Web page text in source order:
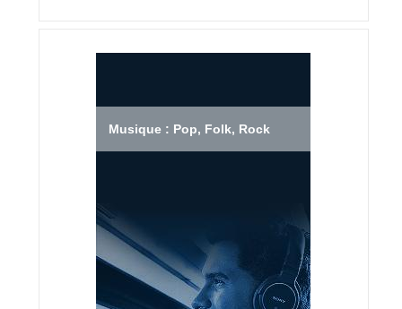
Musique : Pop, Folk, Rock